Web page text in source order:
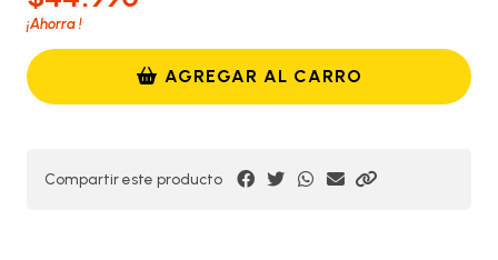
¡Ahorra!
AGREGAR AL CARRO
Compartir este producto